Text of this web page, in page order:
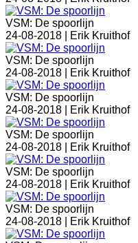
VSM: De spoorlijn
24-08-2018 |
Erik Kruithof
VSM: De spoorlijn
24-08-2018 |
Erik Kruithof
VSM: De spoorlijn
24-08-2018 |
Erik Kruithof
VSM: De spoorlijn
24-08-2018 |
Erik Kruithof
VSM: De spoorlijn
24-08-2018 |
Erik Kruithof
VSM: De spoorlijn
24-08-2018 |
Erik Kruithof